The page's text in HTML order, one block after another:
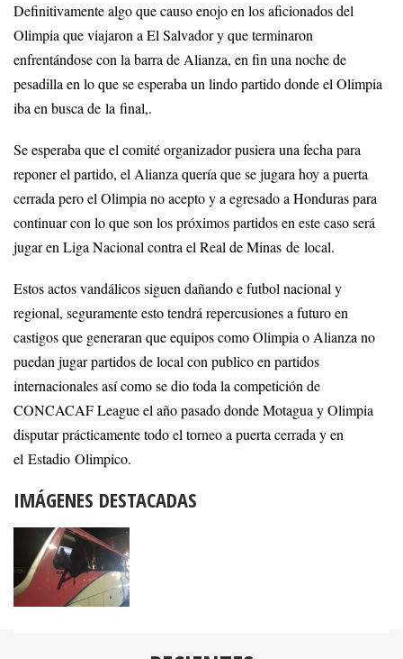
Definitivamente algo que causo enojo en los aficionados del
Olimpia que viajaron a El Salvador y que terminaron
enfrentándose con la barra de Alianza, en fin una noche de
pesadilla en lo que se esperaba un lindo partido donde el Olimpia
iba en busca de la final,.
Se esperaba que el comité organizador pusiera una fecha para
reponer el partido, el Alianza quería que se jugara hoy a puerta
cerrada pero el Olimpia no acepto y a egresado a Honduras para
continuar con lo que son los próximos partidos en este caso será
jugar en Liga Nacional contra el Real de Minas de local.
Estos actos vandálicos siguen dañando e futbol nacional y
regional, seguramente esto tendrá repercusiones a futuro en
castigos que generaran que equipos como Olimpia o Alianza no
puedan jugar partidos de local con publico en partidos
internacionales así como se dio toda la competición de
CONCACAF League el año pasado donde Motagua y Olimpia
disputar prácticamente todo el torneo a puerta cerrada y en
el Estadio Olimpico.
IMÁGENES DESTACADAS